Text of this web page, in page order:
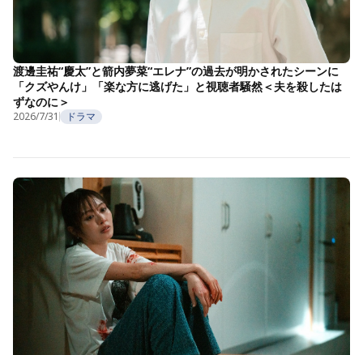
渡邊圭祐“慶太”と箭内夢菜“エレナ”の過去が明かされたシーンに
「クズやんけ」「楽な方に逃げた」と視聴者騒然＜夫を殺したは
ずなのに＞
2026/7/31 ドラマ